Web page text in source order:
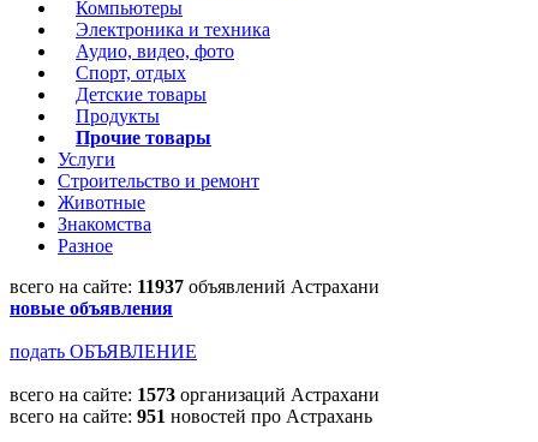
Компьютеры
Электроника и техника
Аудио, видео, фото
Спорт, отдых
Детские товары
Продукты
Прочие товары
Услуги
Строительство и ремонт
Животные
Знакомства
Разное
всего на сайте: 11937 объявлений Астрахани
новые объявления
подать ОБЪЯВЛЕНИЕ
всего на сайте: 1573 организаций Астрахани
всего на сайте: 951 новостей про Астрахань